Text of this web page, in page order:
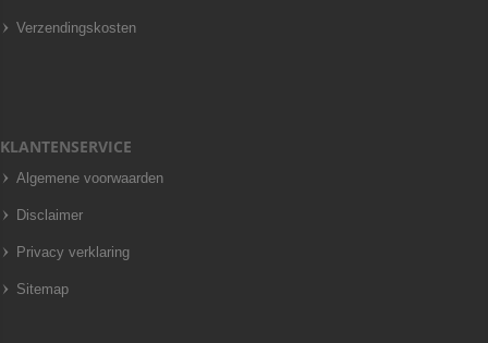
Verzendingskosten
KLANTENSERVICE
Algemene voorwaarden
Disclaimer
Privacy verklaring
Sitemap